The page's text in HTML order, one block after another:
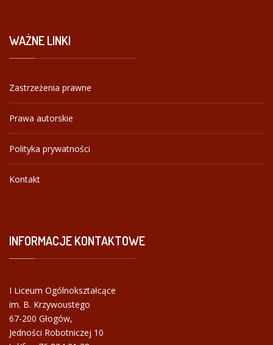
WAŻNELINKI
Zastrzeżenia prawne
Prawa autorskie
Polityka prywatności
Kontakt
INFORMACJEKONTAKTOWE
I Liceum Ogólnokształcące
im. B. Krzywoustego
67-200 Głogów,
Jedności Robotniczej 10